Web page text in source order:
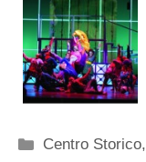
Categorie
Centro Storico,